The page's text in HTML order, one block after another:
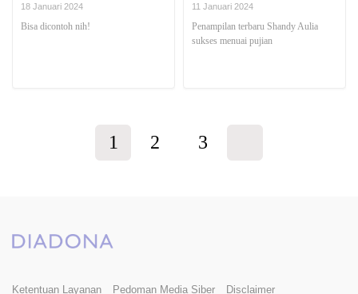
18 Januari 2024
Bisa dicontoh nih!
11 Januari 2024
Penampilan terbaru Shandy Aulia
sukses menuai pujian
1 2 3
Ketentuan Layanan Pedoman Media Siber Disclaimer